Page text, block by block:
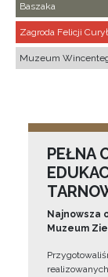
Baszaka
Zagroda Felicji
Muzeum
PEŁNA
Najnowsza
Muzeum